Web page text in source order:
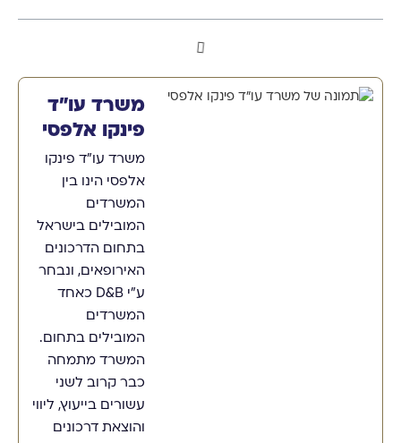
משרד עו"ד
פינקו אלפסי
משרד עו"ד פינקו
אלפסי הינו בין
המשרדים
המובילים בישראל
בתחום הדרכונים
האירופאים, ונבחר
ע"י D&B כאחד
המשרדים
המובילים בתחום.
המשרד מתמחה
כבר קרוב לשני
עשורים בייעוץ, ליווי
והוצאת דרכונים